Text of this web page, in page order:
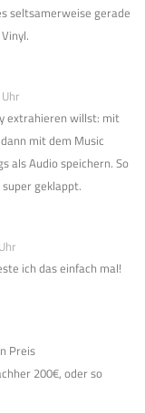
seltsamerweise gerade
extrahieren willst: mit
mit dem Music
als Audio speichern. So
geklappt.
ich das einfach mal!
Preis
200€, oder so